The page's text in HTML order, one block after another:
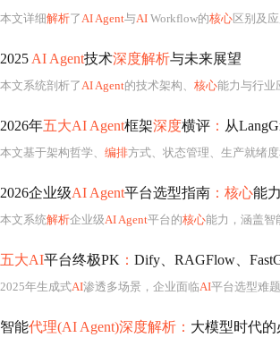
本文详细解析了AI Agent与AI Workflow的核心区别及
2025 AI Agent技术深度解析与未来展望
本文系统剖析了AI Agent的技术架构、 核心能力与行业
2026年五大AI Agent框架深度横评 ： 从
本文基于架构哲学、 编排方式、状态管理、生产就绪
2026企业级AI Agent平台选型指南 ：核心能力
本文系统解析企业级AI Agent平台的核心能力，涵盖智能
五大AI平台终极PK ： Dify、RAGFlow、
2025年生成式AI渗透多场景，企业面临AI平台选型难
智能代理(AI Agent)深度解析： 大模型时代